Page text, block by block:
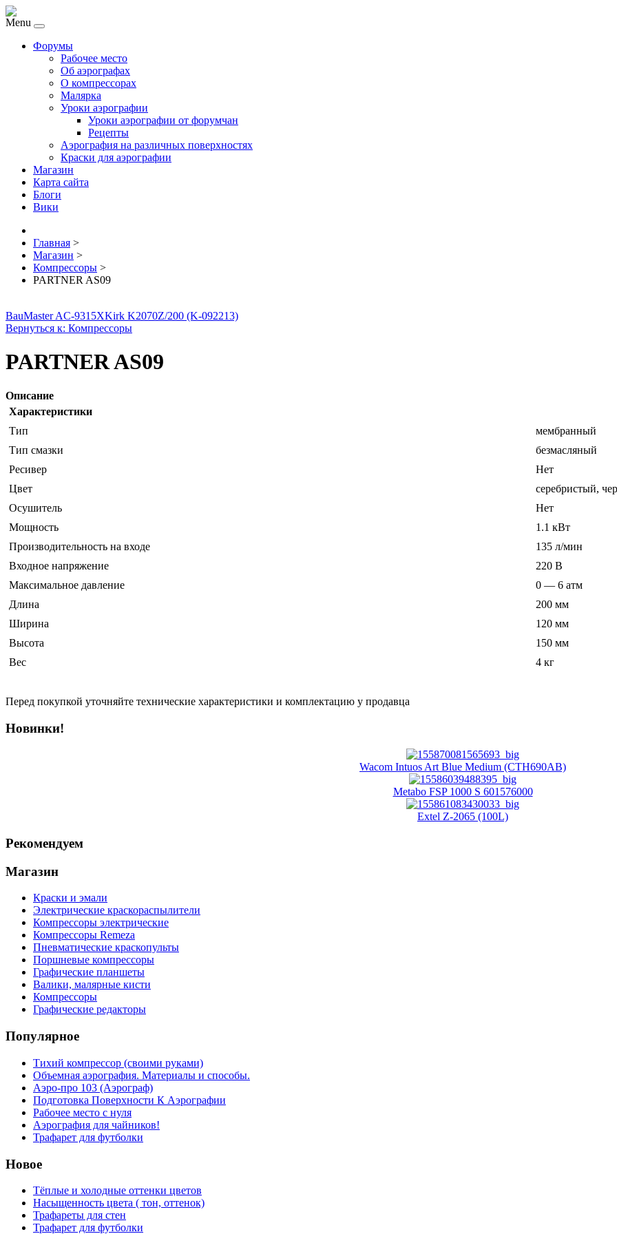
Menu
Форумы
Рабочее место
Об аэрографах
О компрессорах
Малярка
Уроки аэрографии
Уроки аэрографии от форумчан
Рецепты
Аэрография на различных поверхностях
Краски для аэрографии
Магазин
Карта сайта
Блоги
Вики
Главная >
Магазин >
Компрессоры >
PARTNER AS09
BauMaster AC-9315XKirk K2070Z/200 (K-092213)
Вернуться к: Компрессоры
PARTNER AS09
Описание
Характеристики
Тип
мембранный
Тип смазки
безмасляный
Ресивер
Нет
Цвет
серебристый,
Осушитель
Нет
Мощность
1.1 кВт
Производительность на входе
135 л/мин
Входное напряжение
220 В
Максимальное давление
0 — 6 атм
Длина
200 мм
Ширина
120 мм
Высота
150 мм
Вес
4 кг
Перед покупкой уточняйте технические характеристики и комплектацию у продавца
Новинки!
Wacom Intuos Art Blue Medium (CTH690AB)
Metabo FSP 1000 S 601576000
Extel Z-2065 (100L)
Рекомендуем
Магазин
Краски и эмали
Электрические краскораспылители
Компрессоры электрические
Компрессоры Remeza
Пневматические краскопульты
Поршневые компрессоры
Графические планшеты
Валики, малярные кисти
Компрессоры
Графические редакторы
Популярное
Тихий компрессор (своими руками)
Объемная аэрография. Материалы и способы.
Аэро-про 103 (Аэрограф)
Подготовка Поверхности К Аэрографии
Рабочее место с нуля
Аэрография для чайников!
Трафарет для футболки
Новое
Тёплые и холодные оттенки цветов
Насыщенность цвета ( тон, оттенок)
Трафареты для стен
Трафарет для футболки